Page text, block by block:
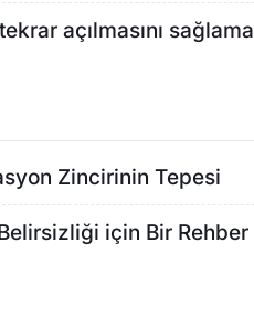
açılmasını sağlama
Zincirinin Tepesi
için Bir Rehber